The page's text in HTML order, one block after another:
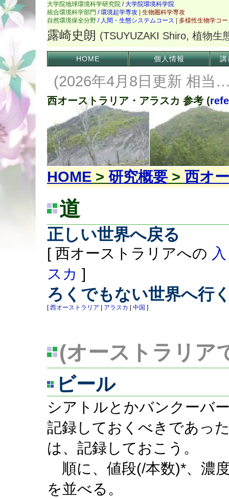
HOME 個人情報 講
(2026年4月8日更新 相当
西オーストラリア・アラスカ 参考 (
HOME > 研究概要 > 西オ
道
正しい世界へ戻る
[ 西オーストラリアへの
スカ ]
ろくでもない世界へ行
[西オーストラリア アラスカ 中国 ]
(オーストラリア
ビール
シアトルとかバンクーバ
記録しておくべきであっ
は、記録しておこう。
順に、値段(/本数)*、濃
を並べる。